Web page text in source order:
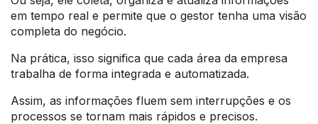
em tempo real e permite que o gestor tenha uma visão
completa do negócio.
Na prática, isso significa que cada área da empresa
trabalha de forma integrada e automatizada.
Assim, as informações fluem sem interrupções e os
processos se tornam mais rápidos e precisos.